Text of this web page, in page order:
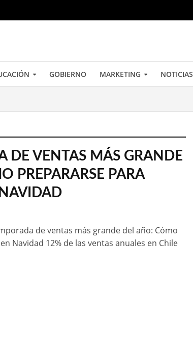
GOBIERNO MARKETING NOTICIAS
DE VENTAS MÁS GRANDE
PREPARARSE PARA
de ventas más grande del año: Cómo
Navidad 12% de las ventas anuales en Chile